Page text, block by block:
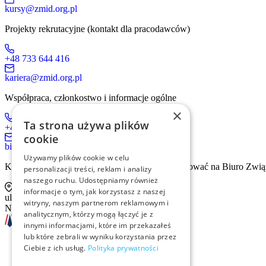
kursy@zmid.org.pl
Projekty rekrutacyjne (kontakt dla pracodawców)
+48 733 644 416
kariera@zmid.org.pl
Współpraca, członkostwo i informacje ogólne
+48 519 536 405
biuro@zmid.org.pl
Kontakt tradycyjną drogą pocztową prosimy kierować na Biuro
ul. Sienna 93 lok. 2, 00-815 Warszawa
NIP: 526-13-30-874
Szkolenia
×
Ta strona używa plików
cookie
Używamy plików cookie w celu
personalizacji treści, reklam i analizy
naszego ruchu. Udostępniamy również
informacje o tym, jak korzystasz z naszej
witryny, naszym partnerom reklamowym i
analitycznym, którzy mogą łączyć je z
innymi informacjami, które im przekazałeś
lub które zebrali w wyniku korzystania przez
Ciebie z ich usług. Polityka prywatności